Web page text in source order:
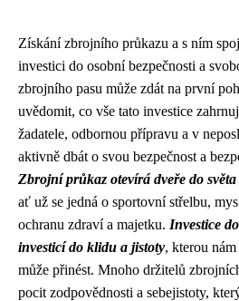
Získání zbrojního průkazu a s ním
investici do osobní bezpečnosti a
zbrojního pasu může zdát na první
uvědomit, co vše tato investice
žadatele, odbornou přípravu a v
aktivně dbát o svou bezpečnost a
Zbrojní průkaz otevírá dveře do
ať už se jedná o sportovní střelbu,
ochranu zdraví a majetku. Investice
investicí do klidu a jistoty, kterou
může přinést. Mnoho držitelů
pocit zodpovědnosti a sebejistoty,